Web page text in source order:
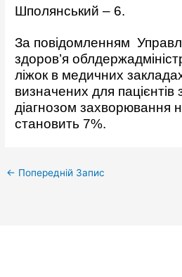
Шполянський – 6.
За повідомленням
здоров’я
ліжок в медичних
визначених для пацієнтів
діагнозом захворювання
становить 7%.
← Попередній Запис